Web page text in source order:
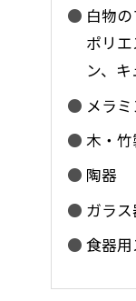
白物
ポリ
ン、
メラ
木・
陶器
ガラ
食器